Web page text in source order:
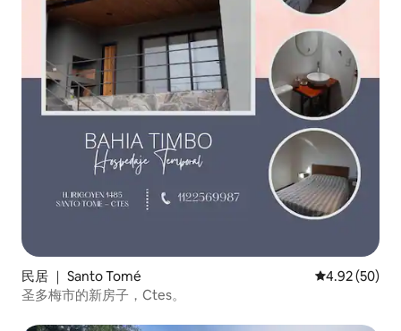
民居 ｜ Santo Tomé 平均评分
4.92 (50)
圣多梅市的新房子，Ctes。